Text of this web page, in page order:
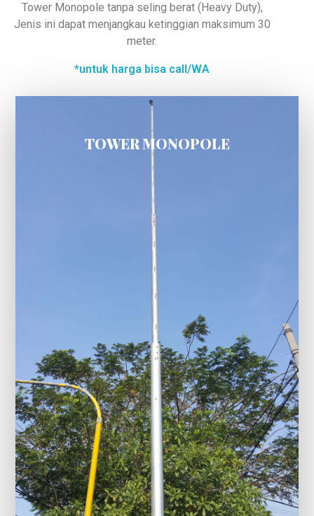
Tower Monopole tanpa seling berat (Heavy Duty),
Jenis ini dapat menjangkau ketinggian maksimum 30
meter.
*untuk harga bisa call/WA
TOWER MONOPOLE